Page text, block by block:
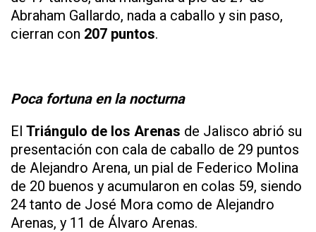
Abraham Gallardo, nada a caballo y sin paso,
cierran con 207 puntos.
Poca fortuna en la nocturna
El Triángulo de los Arenas de Jalisco abrió su
presentación con cala de caballo de 29 puntos
de Alejandro Arena, un pial de Federico Molina
de 20 buenos y acumularon en colas 59, siendo
24 tanto de José Mora como de Alejandro
Arenas, y 11 de Álvaro Arenas.